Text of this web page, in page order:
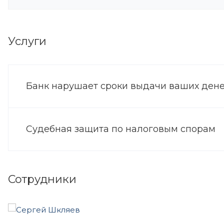
Услуги
Банк нарушает сроки выдачи ваших
Судебная защита по налоговым спорам
Сотрудники